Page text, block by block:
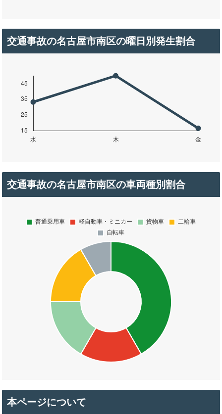
交通事故の名古屋市南区の曜日別発生割合
交通事故の名古屋市南区の車両種別割合
本ページについて